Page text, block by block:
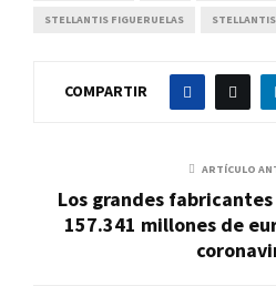
STELLANTIS FIGUERUELAS
COMPARTIR
ARTÍCULO
Los grandes
157.341 millones de